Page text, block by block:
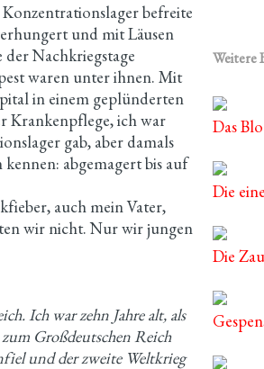
befreite
und mit Läusen
Nachkriegstage
waren unter ihnen. Mit
in einem geplünderten
Krankenpflege, ich war
gab, aber damals
abgemagert bis auf
auch mein Vater,
wir nicht. Nur wir jungen
Ich war zehn Jahre alt, als
Großdeutschen Reich
und der zweite Weltkrieg
Weitere
Das
Die
Die